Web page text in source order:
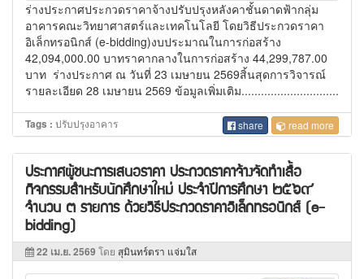
ร่างประกาศประกวดราคาจ้างปรับปรุงหลังคาชั้นดาดฟ้ากลุ่ม
อาคารคณะวิทยาศาสตร์และเทคโนโลยี โดยวิธีประกวดราคา
อิเล็กทรอนิกส์ (e-bidding)งบประมาณในการก่อสร้าง
42,094,000.00 บาทราคากลางในการก่อสร้าง 44,299,787.00
บาท ร่างประกาศ ณ วันที่ 23 เมษายน 2569สิ้นสุดการวิจารณ์
รายละเอียด 28 เมษายน 2569 ข้อมูลเพิ่มเติม..............................
Tags : ปรับปรุงอาคาร share read more
ประกาศผู้ชนะการเสนอราคา ประกวดราคาจ้างจัดทำเสื้อ
กิจกรรมสำหรับนักศึกษาใหม่ ประจำปีการศึกษา ๒๕๖๙
จำนวน ๓ รายการ ด้วยวิธีประกวดราคาอิเล็กทรอนิกส์ (e-
bidding)
22 เม.ย. 2569 โดย สุมินทร์ตรา แจ่มใส